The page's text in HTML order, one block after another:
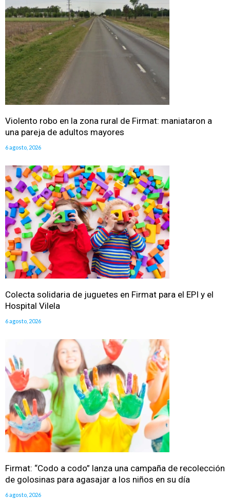
Violento robo en la zona rural de Firmat: maniataron a
una pareja de adultos mayores
6 agosto, 2026
Colecta solidaria de juguetes en Firmat para el EPI y el
Hospital Vilela
6 agosto, 2026
Firmat: “Codo a codo” lanza una campaña de recolección
de golosinas para agasajar a los niños en su día
6 agosto, 2026